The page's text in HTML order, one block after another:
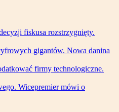
fiskusa rozstrzygnięty.
gigantów. Nowa danina
firmy technologiczne.
Wicepremier mówi o